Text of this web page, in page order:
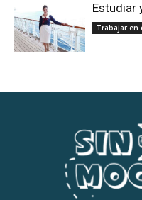
Estudiar
Trabajar en